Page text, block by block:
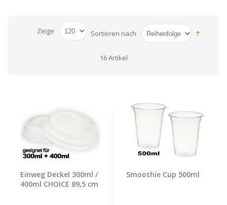
Zeige Sortieren nach
16 Artikel
Einweg Deckel 300ml /
400ml CHOICE 89,5 cm
Smoothie Cup 500ml